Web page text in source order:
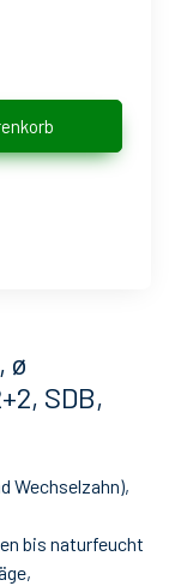
ø
SDB,
Wechselzahn),
bis naturfeucht